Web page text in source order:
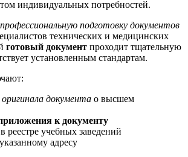
индивидуальных потребностей.
профессиональную подготовку документов
технических и медицинских
готовый документ проходит тщательную
установленным стандартам.
оригинала документа о высшем
к документу
реестре учебных заведений
адресу